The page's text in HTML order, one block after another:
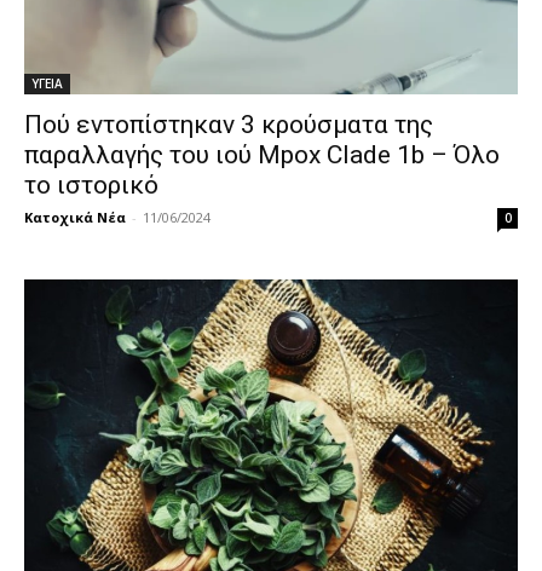
ΥΓΕΙΑ
Πού εντοπίστηκαν 3 κρούσματα της
παραλλαγής του ιού Mpox Clade 1b – Όλο
το ιστορικό
Κατοχικά Νέα - 11/06/2024 0